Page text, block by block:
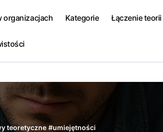
organizacjach Kategorie Łączenie teorii
teoretyczne #umiejętności